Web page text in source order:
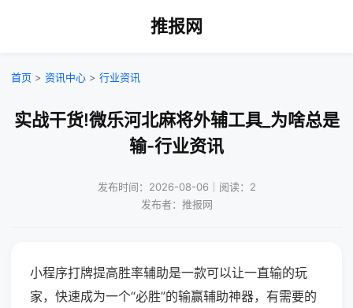
推报网
首页 > 资讯中心 > 行业资讯
实战干货!微乐河北麻将外辅工具_为啥总是
输-行业资讯
发布时间：2026-08-06｜阅读：2
发布者：推报网
小程序打牌提高胜率辅助是一款可以让一直输的玩
家，快速成为一个“必胜”的输赢辅助神器，有需要的